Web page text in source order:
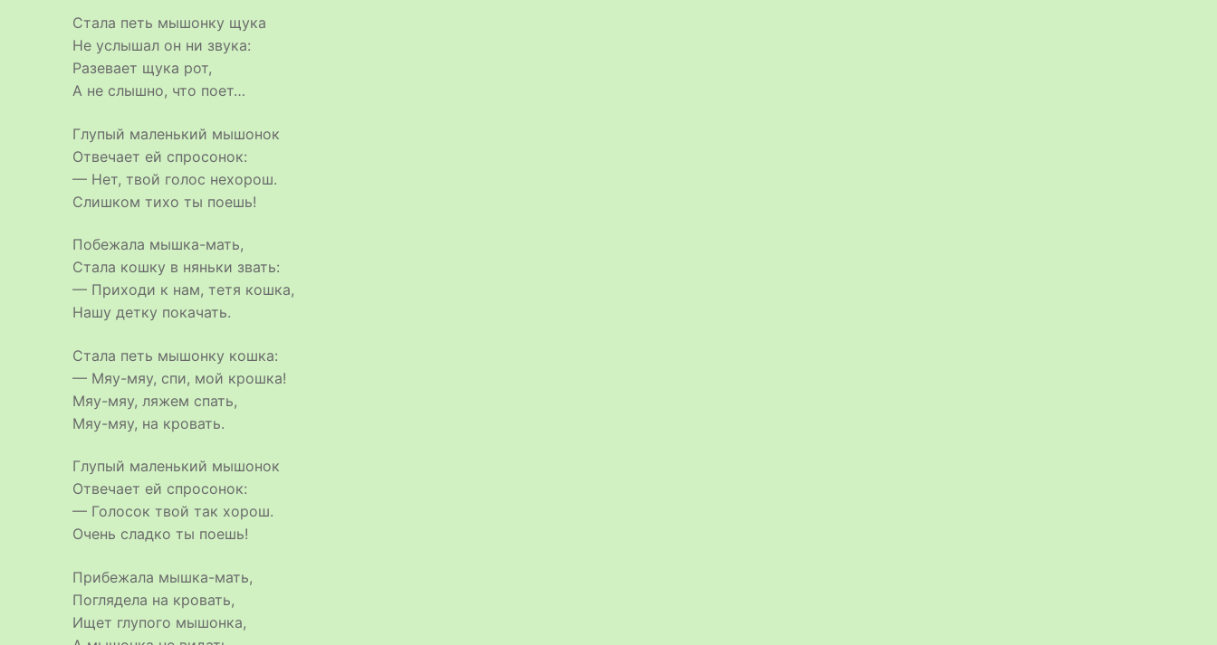
Стала петь мышонку щука
Не услышал он ни звука:
Разевает щука рот,
А не слышно, что поет…
Глупый маленький мышонок
Отвечает ей спросонок:
— Нет, твой голос нехорош.
Слишком тихо ты поешь!
Побежала мышка-мать,
Стала кошку в няньки звать:
— Приходи к нам, тетя кошка,
Нашу детку покачать.
Стала петь мышонку кошка:
— Мяу-мяу, спи, мой крошка!
Мяу-мяу, ляжем спать,
Мяу-мяу, на кровать.
Глупый маленький мышонок
Отвечает ей спросонок:
— Голосок твой так хорош.
Очень сладко ты поешь!
Прибежала мышка-мать,
Поглядела на кровать,
Ищет глупого мышонка,